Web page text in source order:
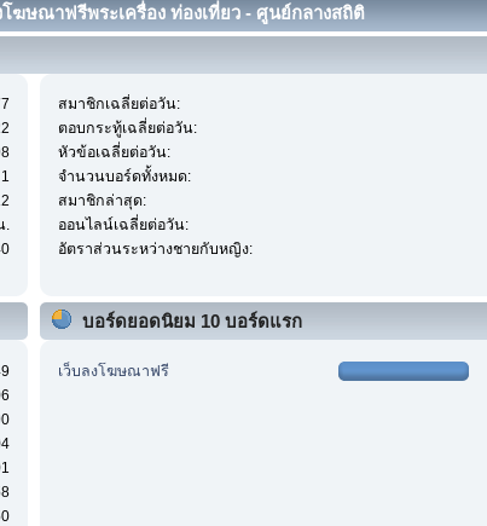
ฆษณาฟรีพระเครื่อง ท่องเที่ยว - ศูนย์กลางสถิติ
1
.
สมาชิกเฉลี่ยต่อวัน:
ตอบกระทู้เฉลี่ยต่อวัน:
หัวข้อเฉลี่ยต่อวัน:
จำนวนบอร์ดทั้งหมด:
สมาชิกล่าสุด:
ออนไลน์เฉลี่ยต่อวัน:
อัตราส่วนระหว่างชายกับหญิง:
บอร์ดยอดนิยม 10 บอร์ดแรก
เว็บลงโฆษณาฟรี